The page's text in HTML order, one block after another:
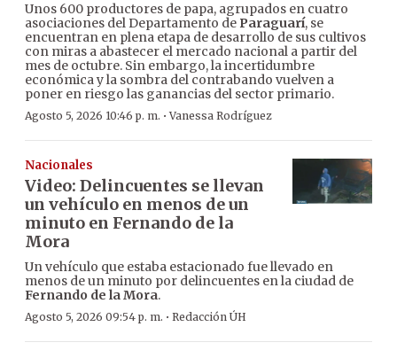
Unos 600 productores de papa, agrupados en cuatro
asociaciones del Departamento de Paraguarí, se
encuentran en plena etapa de desarrollo de sus cultivos
con miras a abastecer el mercado nacional a partir del
mes de octubre. Sin embargo, la incertidumbre
económica y la sombra del contrabando vuelven a
poner en riesgo las ganancias del sector primario.
Agosto 5, 2026 10:46 p. m. ·Vanessa Rodríguez
Nacionales
Video: Delincuentes se llevan
un vehículo en menos de un
minuto en Fernando de la
Mora
Un vehículo que estaba estacionado fue llevado en
menos de un minuto por delincuentes en la ciudad de
Fernando de la Mora.
Agosto 5, 2026 09:54 p. m. · Redacción ÚH